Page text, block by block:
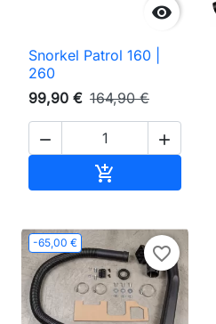

Snorkel Patrol 160 |
260
99,90 € 164,90 €
 

-65,00 €
favorite_border